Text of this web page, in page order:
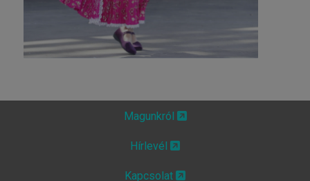
Magunkról
Hírlevél
Kapcsolat